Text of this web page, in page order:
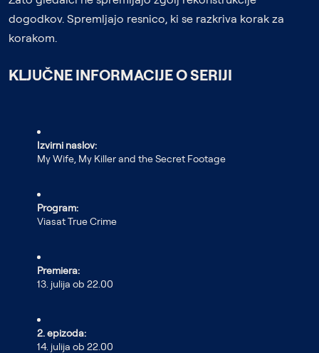
dogodkov. Spremljajo resnico, ki se razkriva korak za
korakom.
KLJUČNE INFORMACIJE O SERIJI
Izvirni naslov:
My Wife, My Killer and the Secret Footage
Program:
Viasat True Crime
Premiera:
13. julija ob 22.00
2. epizoda:
14. julija ob 22.00